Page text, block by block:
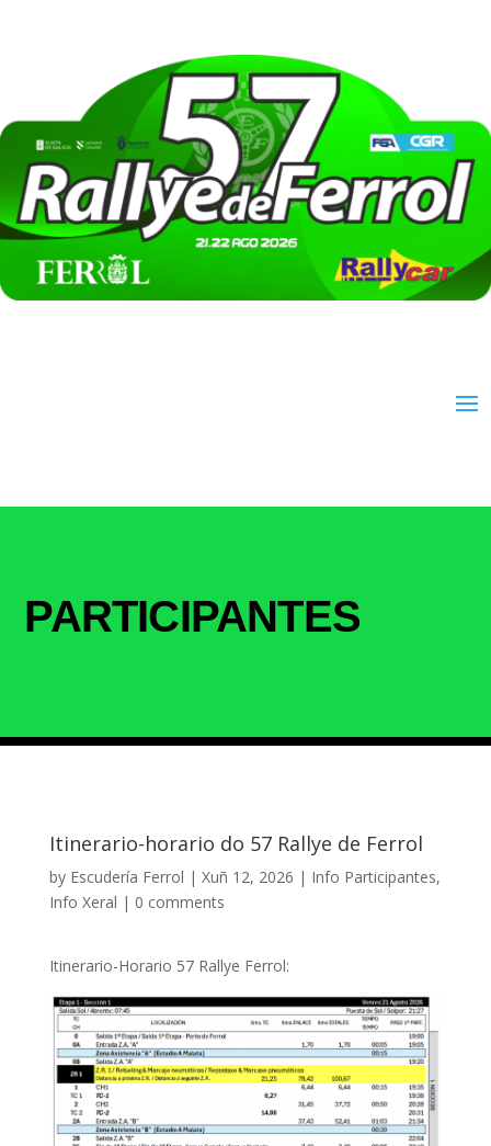
PARTICIPANTES
Itinerario-horario do 57 Rallye de Ferrol
by Escudería Ferrol | Xuñ 12, 2026 | Info Participantes,
Info Xeral | 0 comments
Itinerario-Horario 57 Rallye Ferrol: